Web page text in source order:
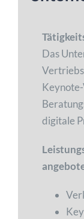
Das
digitale